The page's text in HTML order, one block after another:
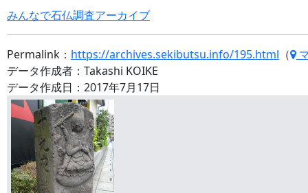
みんなで石仏調査アーカイブ
Permalink： https://archives.sekibutsu.info/195.html （
データ作成者：Takashi KOIKE
データ作成日：2017年7月17日